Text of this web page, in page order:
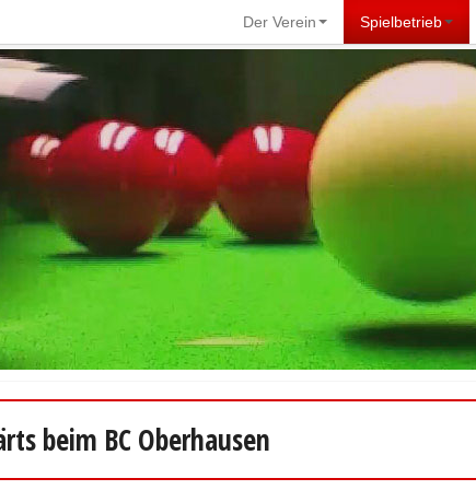
Der Verein Spielbetrieb
beim BC Oberhausen